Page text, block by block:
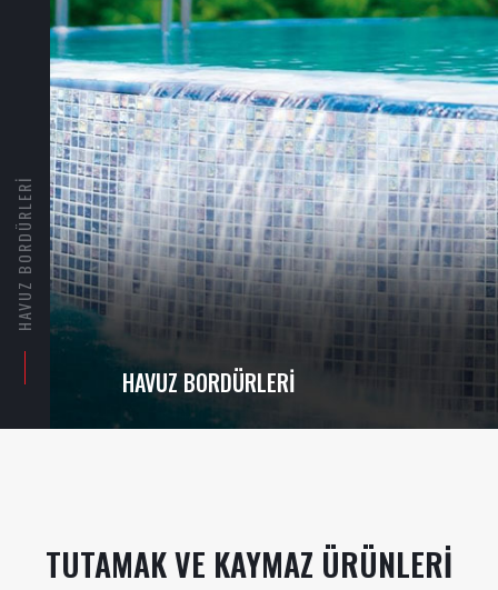
HAVUZ BORDÜRLERI
HAVUZ BORDÜRLERI
TUTAMAK VE KAYMAZ ÜRÜNLERI